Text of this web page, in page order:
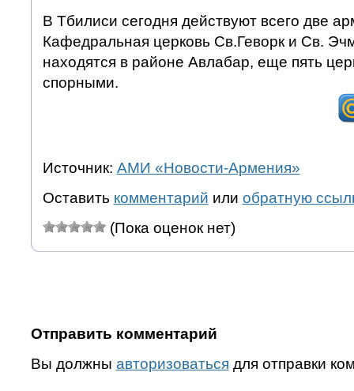
В Тбилиси сегодня действуют всего две
Кафедральная церковь Св.Геворк и Св.
находятся в районе Авлабар, еще пять
спорными.
Источник: АМИ «Новости-Армения»
Оставить комментарий или обратную
(Пока оценок нет)
Отправить комментарий
Вы должны авторизоваться для отправки